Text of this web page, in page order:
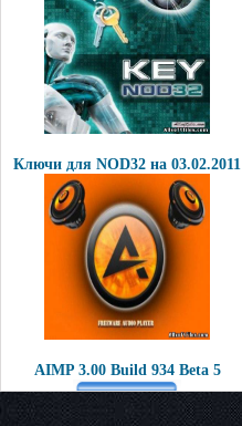
Ключи для NOD32 на 03.02.2011
AIMP 3.00 Build 934 Beta 5